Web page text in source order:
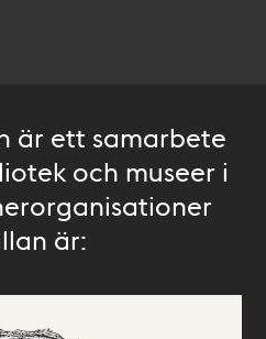
är ett samarbete
och museer i
är: